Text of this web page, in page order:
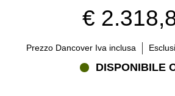
€
Prezzo Dancover Iva inclusa
DISPONIBILE